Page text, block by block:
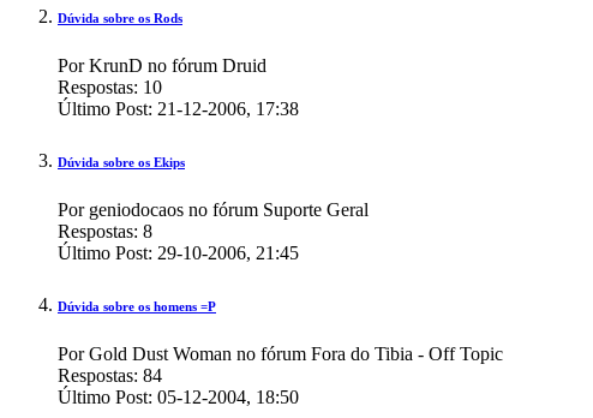
Dúvida sobre os Rods
Por KrunD no fórum Druid
Respostas: 10
Último Post: 21-12-2006, 17:38
Dúvida sobre os Ekips
Por geniodocaos no fórum Suporte Geral
Respostas: 8
Último Post: 29-10-2006, 21:45
Dúvida sobre os homens =P
Por Gold Dust Woman no fórum Fora do Tibia - Off Topic
Respostas: 84
Último Post: 05-12-2004, 18:50